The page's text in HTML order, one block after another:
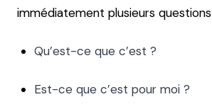
immédiatement plusieurs
Qu’est-ce que c’est ?
Est-ce que c’est pour moi ?